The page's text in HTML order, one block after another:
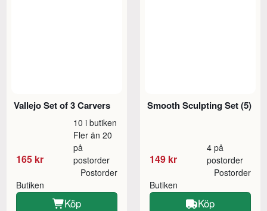
Vallejo Set of 3 Carvers
165 kr
10 i butiken
Fler än 20
på
postorder
Butiken
Postorder
Köp
Smooth Sculpting Set (5)
149 kr
4 på
postorder
Butiken
Postorder
Köp